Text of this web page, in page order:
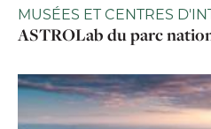
MUSÉES ET CENTRES
ASTROLab du parc